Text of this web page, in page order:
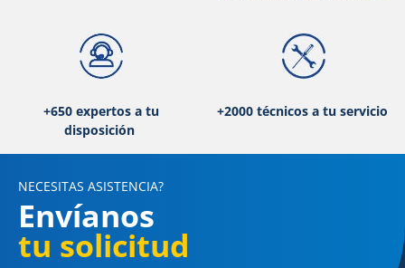
+650 expertos a tu
disposición
+2000 técnicos a tu servicio
NECESITAS ASISTENCIA?
Envíanos
tu solicitud